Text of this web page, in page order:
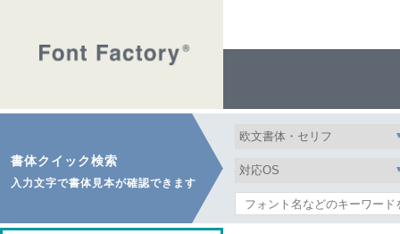
書体クイック検索
入力文字で書体見本が確認できます